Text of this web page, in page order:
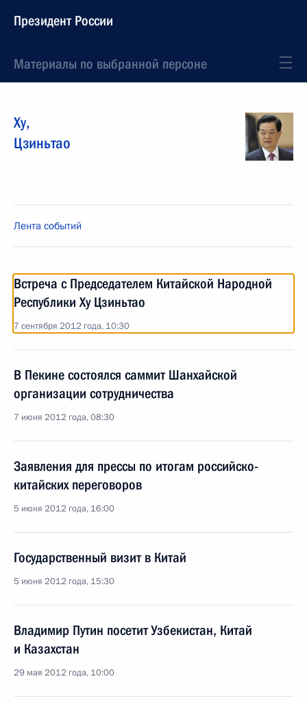
Президент России
Материалы по выбранной персоне
Ху,
Цзиньтао
Лента событий
Встреча с Председателем Китайской Народной
Республики Ху Цзиньтао
7 сентября 2012 года, 10:30
В Пекине состоялся саммит Шанхайской
организации сотрудничества
7 июня 2012 года, 08:30
Заявления для прессы по итогам российско-
китайских переговоров
5 июня 2012 года, 16:00
Государственный визит в Китай
5 июня 2012 года, 15:30
Владимир Путин посетит Узбекистан, Китай
и Казахстан
29 мая 2012 года, 10:00